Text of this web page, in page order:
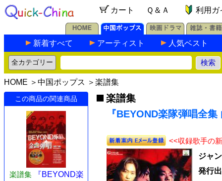
カート Ｑ＆Ａ 利用ガ
新着すべて アーティスト 人気ベスト
HOME ＞ 中国ポップス ＞ 楽譜集
この商品の関連商品
楽譜集
『BEYOND楽
楽譜集
『BEYOND楽隊弾唱全
<<収録歌手の
ジャ
発行